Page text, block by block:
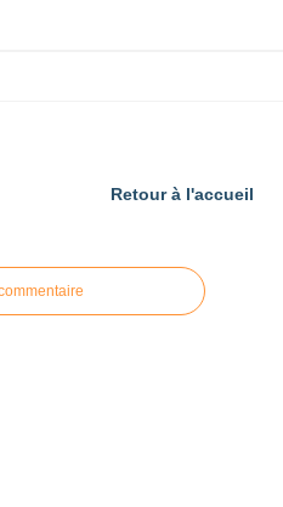
Retour à l'accueil